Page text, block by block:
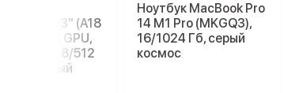
Neo 13" (A18
СPU/5С GPU,
MHFC4, 8/512
Ноутбук MacBook Pro
14 M1 Pro (MKGQ3),
16/1024 Гб, серый
космос